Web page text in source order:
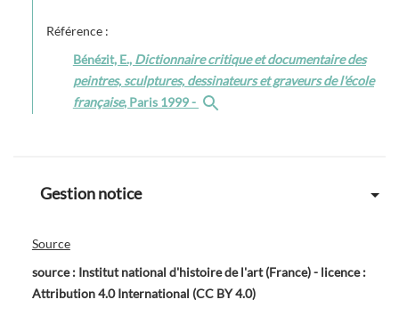
Référence :
Bénézit, E., Dictionnaire critique et documentaire des
peintres, sculptures, dessinateurs et graveurs de l'école
française, Paris 1999 -
Gestion notice
Source
source : Institut national d'histoire de l'art (France) - licence :
Attribution 4.0 International (CC BY 4.0)